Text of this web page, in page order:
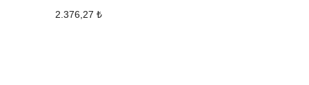
2.376,27 ₺